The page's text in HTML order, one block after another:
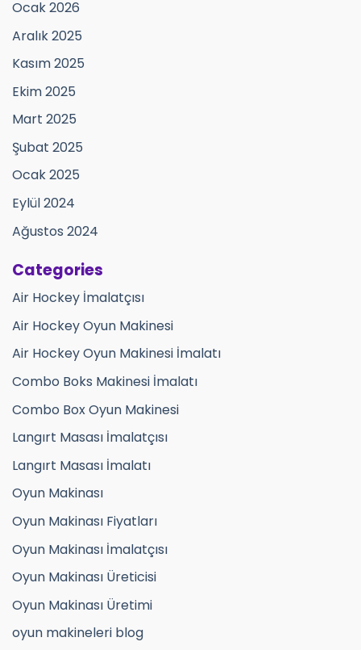
Ocak 2026
Aralık 2025
Kasım 2025
Ekim 2025
Mart 2025
Şubat 2025
Ocak 2025
Eylül 2024
Ağustos 2024
Categories
Air Hockey İmalatçısı
Air Hockey Oyun Makinesi
Air Hockey Oyun Makinesi İmalatı
Combo Boks Makinesi İmalatı
Combo Box Oyun Makinesi
Langırt Masası İmalatçısı
Langırt Masası İmalatı
Oyun Makinası
Oyun Makinası Fiyatları
Oyun Makinası İmalatçısı
Oyun Makinası Üreticisi
Oyun Makinası Üretimi
oyun makineleri blog